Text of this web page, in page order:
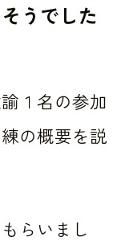
うでした
１名の参加
の概要を説
らいまし